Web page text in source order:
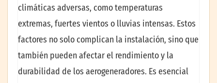
climáticas adversas, como temperaturas
extremas, fuertes vientos o lluvias intensas. Estos
factores no solo complican la instalación, sino que
también pueden afectar el rendimiento y la
durabilidad de los aerogeneradores. Es esencial